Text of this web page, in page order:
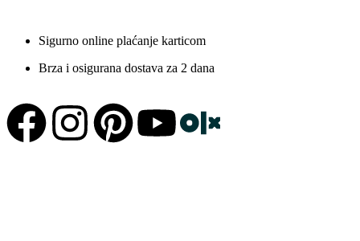
Sigurno online plaćanje karticom
Brza i osigurana dostava za 2 dana